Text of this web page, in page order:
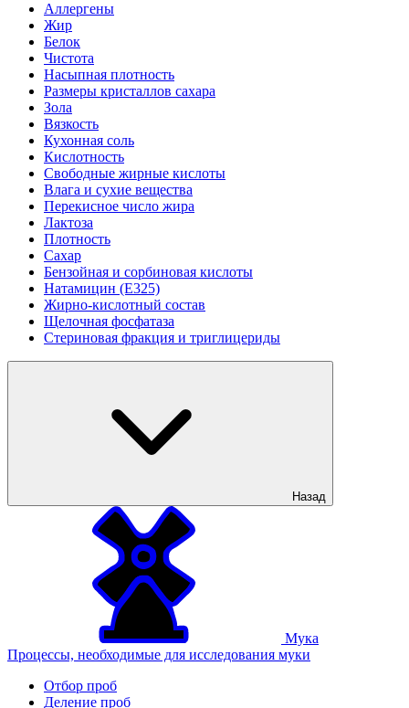
Аллергены
Жир
Белок
Чистота
Насыпная плотность
Размеры кристаллов сахара
Зола
Вязкость
Кухонная соль
Кислотность
Свободные жирные кислоты
Влага и сухие вещества
Перекисное число жира
Лактоза
Плотность
Сахар
Бензойная и сорбиновая кислоты
Натамицин (Е325)
Жирно-кислотный состав
Щелочная фосфатаза
Стериновая фракция и триглицериды
Назад
Мука
Процессы, необходимые для исследования муки
Отбор проб
Деление проб